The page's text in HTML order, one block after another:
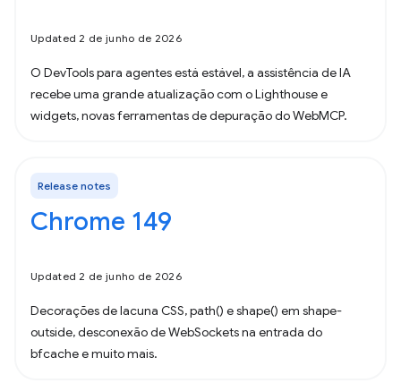
Updated 2 de junho de 2026
O DevTools para agentes está estável, a assistência de IA
recebe uma grande atualização com o Lighthouse e
widgets, novas ferramentas de depuração do WebMCP.
Release notes
Chrome 149
Updated 2 de junho de 2026
Decorações de lacuna CSS, path() e shape() em shape-
outside, desconexão de WebSockets na entrada do
bfcache e muito mais.